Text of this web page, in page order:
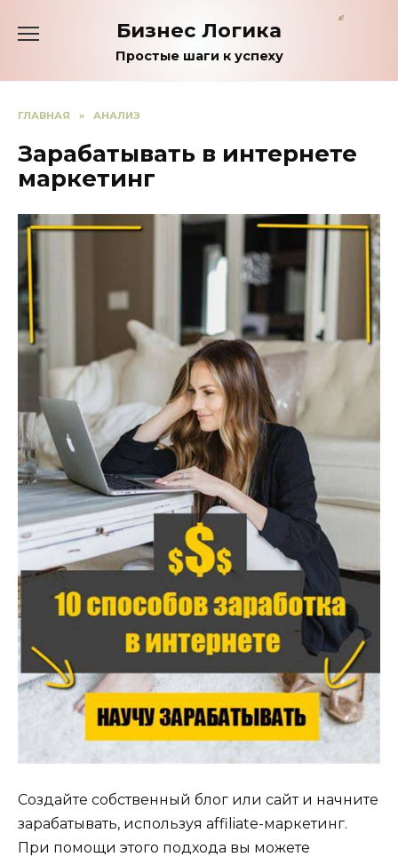
Бизнес Логика
Простые шаги к успеху
ГЛАВНАЯ » АНАЛИЗ
Зарабатывать в интернете
маркетинг
Создайте собственный блог или сайт и начните
зарабатывать, используя affiliate-маркетинг.
При помощи этого подхода вы можете